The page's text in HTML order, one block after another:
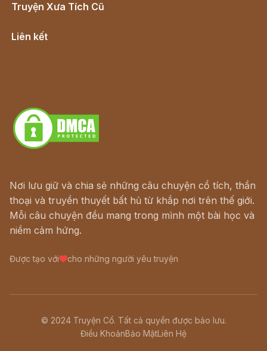
Truyện Xưa Tích Cũ
Liên kết
Nơi lưu giữ và chia sẻ những câu chuyện cổ tích, thần
thoại và truyền thuyết bất hủ từ khắp nơi trên thế giới.
Mỗi câu chuyện đều mang trong mình một bài học và
niềm cảm hứng.
Được tạo với cho những người yêu truyện
© 2024 Truyện Cổ. Tất cả quyền được bảo lưu.
Điều KhoảnBảo MậtLiên Hệ